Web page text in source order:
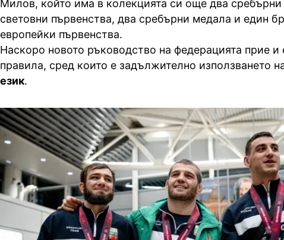
Милов, който има в колекцията си още два
световни първенства, два сребърни медала и един
европейки първенства.
Наскоро новото ръководство на федерацията прие и
правила, сред които е задължително използването
език.